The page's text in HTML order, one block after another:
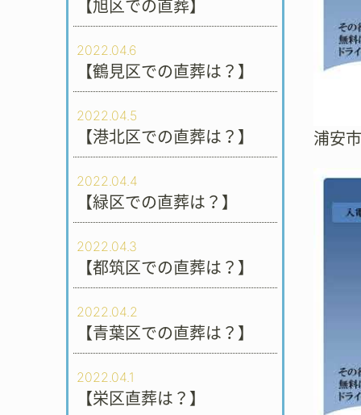
【旭区での直葬】
2022.04.6
【鶴見区での直葬は？】
2022.04.5
【港北区での直葬は？】
2022.04.4
【緑区での直葬は？】
2022.04.3
【都筑区での直葬は？】
2022.04.2
【青葉区での直葬は？】
2022.04.1
【栄区直葬は？】
浦安